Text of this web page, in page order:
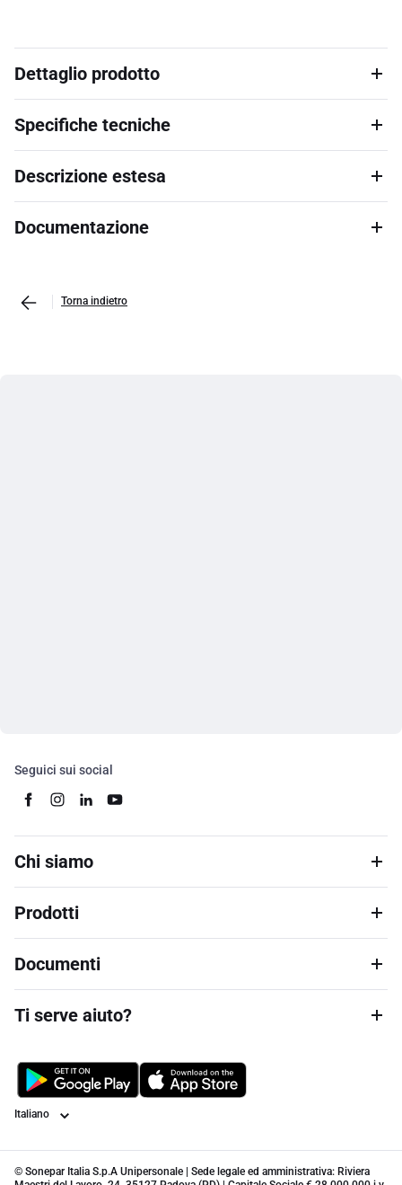
Dettaglio prodotto
Specifiche tecniche
Descrizione estesa
Documentazione
Torna indietro
Seguici sui social
Chi siamo
Prodotti
Documenti
Ti serve aiuto?
Lingua
© Sonepar Italia S.p.A Unipersonale | Sede legale ed amministrativa: Riviera